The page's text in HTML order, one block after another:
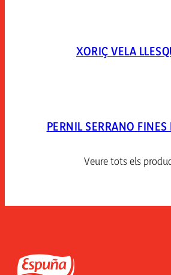
XORIÇ VELA
PERNIL SERRANO FINES
Veure tots els
Espuña